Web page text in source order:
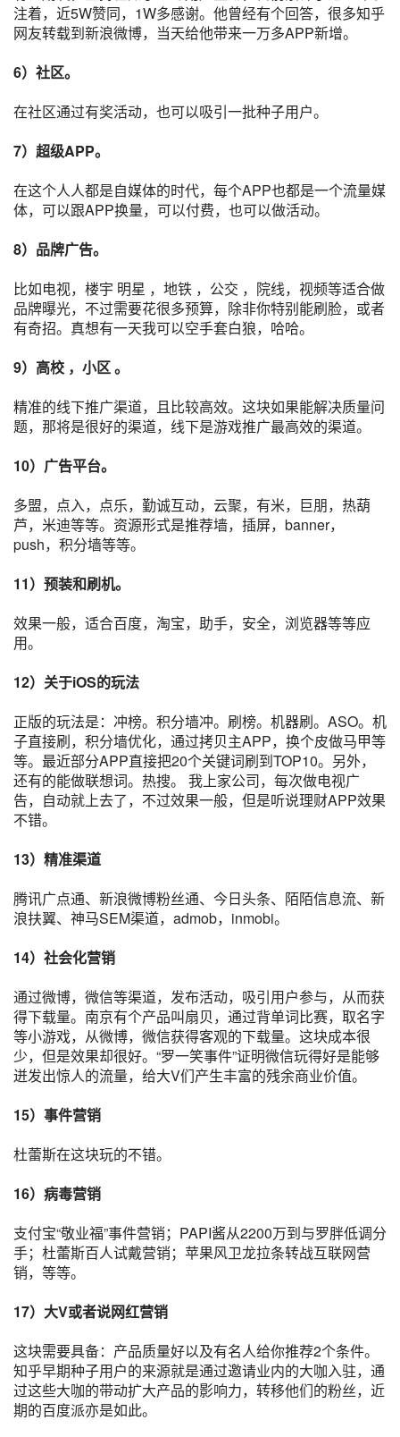
注着，近5W赞同，1W多感谢。他曾经有个回答，很多知乎
网友转载到新浪微博，当天给他带来一万多APP新增。
6）社区。
在社区通过有奖活动，也可以吸引一批种子用户。
7）超级APP。
在这个人人都是自媒体的时代，每个APP也都是一个流量媒
体，可以跟APP换量，可以付费，也可以做活动。
8）品牌广告。
比如电视，楼宇 明星 ，地铁 ，公交 ，院线，视频等适合做
品牌曝光，不过需要花很多预算，除非你特别能刷脸，或者
有奇招。真想有一天我可以空手套白狼，哈哈。
9）高校 ，小区 。
精准的线下推广渠道，且比较高效。这块如果能解决质量问
题，那将是很好的渠道，线下是游戏推广最高效的渠道。
10）广告平台。
多盟，点入，点乐，勤诚互动，云聚，有米，巨朋，热葫
芦，米迪等等。资源形式是推荐墙，插屏，banner，
push， 积分墙等等。
11）预装和刷机。
效果一般，适合百度，淘宝，助手，安全，浏览器等等应
用。
12）关于iOS的玩法
正版的玩法是： 冲榜。积分墙冲。 刷榜。机器刷。 ASO。机
子直接刷，积分墙优化，通过拷贝主APP，换个皮做马甲等
等。最近部分APP直接把20个关键词刷到TOP10。另外，
还有的能做联想词。热搜。 我上家公司，每次做电视广
告，自动就上去了，不过效果一般，但是听说理财APP效果
不错。
13）精准渠道
腾讯广点通、新浪微博粉丝通、 今日头条、陌陌信息流、新
浪扶翼、神马SEM渠道，admob，inmobi。
14） 社会化营销
通过微博， 微信等渠道，发布活动，吸引用户参与，从而获
得下载量。南京有个产品叫扇贝，通过背单词比赛，取名字
等小游戏，从微博，微信获得客观的下载量。这块成本很
少，但是效果却很好。“罗一笑事件”证明微信玩得好是能够
迸发出惊人的流量，给大V们产生丰富的残余商业价值。
15） 事件营销
杜蕾斯在这块玩的不错。
16） 病毒营销
支付宝“敬业福”事件营销；PAPI酱从2200万到与罗胖低调分
手；杜蕾斯百人试戴营销；苹果风卫龙拉条转战互联网营
销，等等。
17）大V或者说网红营销
这块需要具备：产品质量好以及有名人给你推荐2个条件。
知乎早期种子用户的来源就是通过邀请业内的大咖入驻，通
过这些大咖的带动扩大产品的影响力，转移他们的粉丝，近
期的百度派亦是如此。